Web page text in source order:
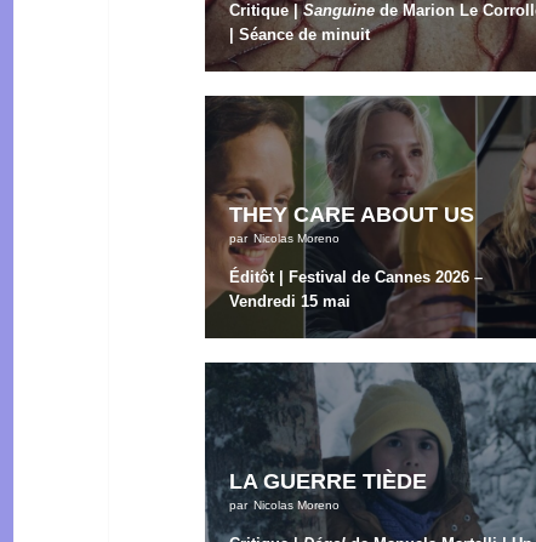
Critique |Sanguine de Marion Le
| Séance de minuit
THEY CARE ABOUT US
par Nicolas Moreno
Éditôt | Festival de Cannes 2026 –
Vendredi 15 mai
LA GUERRE TIÈDE
par Nicolas Moreno